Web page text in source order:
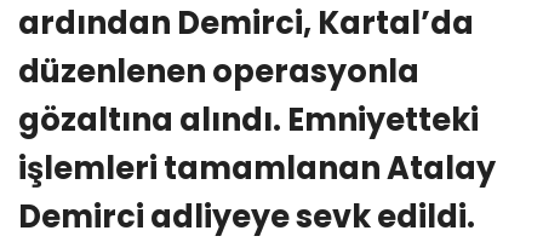
ardından Demirci, Kartal’da
düzenlenen operasyonla
gözaltına alındı. Emniyetteki
işlemleri tamamlanan Atalay
Demirci adliyeye sevk edildi.